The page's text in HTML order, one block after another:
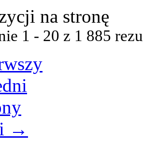
na stronę
1 - 20 z 1 885
→